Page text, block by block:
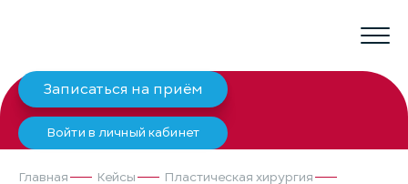
Записаться на приём
Войти в личный кабинет
Главная Кейсы
Пластическая хирургия